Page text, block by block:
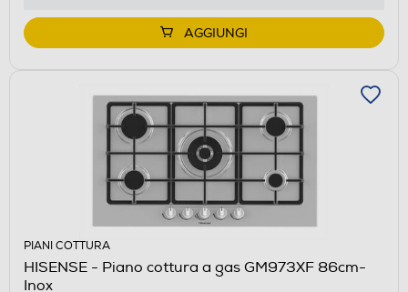
AGGIUNGI
PIANI COTTURA
HISENSE - Piano cottura a gas GM973XF 86cm-
Inox